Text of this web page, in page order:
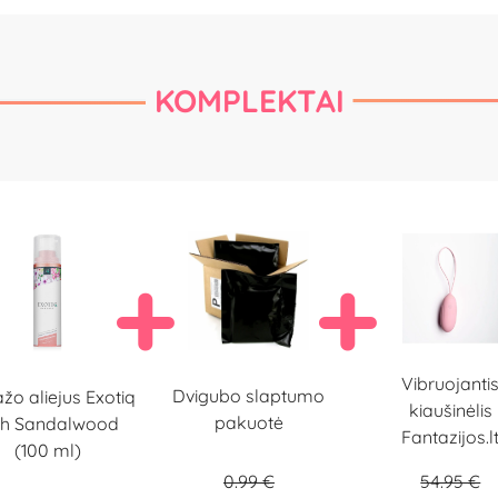
KOMPLEKTAI
aliejus Exotiq
Sandalwood
(100 ml)
Dvigubo slaptumo
pakuotė
0.99 €
kiaušinėlis
54.95 €